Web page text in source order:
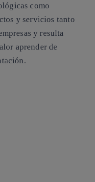
como
y servicios tanto
y resulta
aprender de